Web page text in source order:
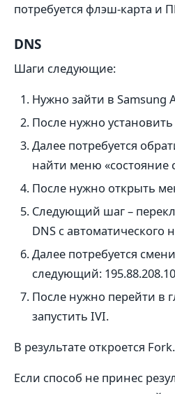
потребуется флэш-карта и
DNS
Шаги следующие:
Нужно зайти в Samsung
После нужно
Далее потребуется
найти меню «состояние
После нужно открыть
Следующий шаг –
DNS с автоматического
Далее потребуется
следующий:
После нужно перейти в
запустить IVI.
В результате откроется Fork.
Если способ не принес